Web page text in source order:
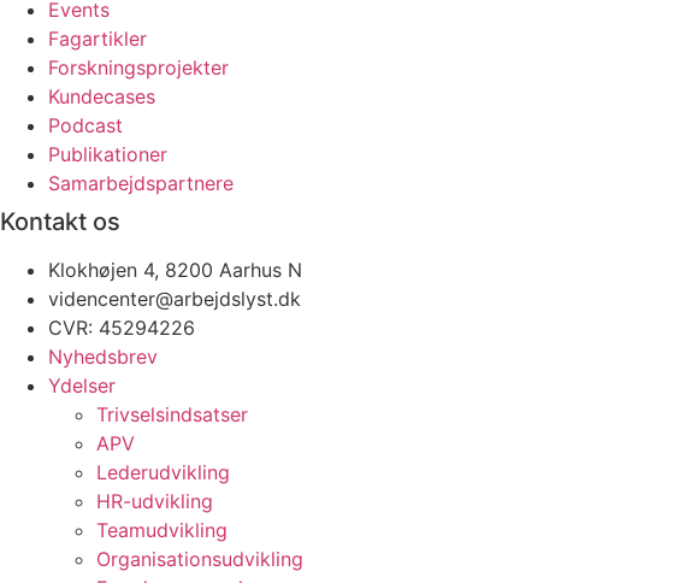
Events
Fagartikler
Forskningsprojekter
Kundecases
Podcast
Publikationer
Samarbejdspartnere
Kontakt os
Klokhøjen 4, 8200 Aarhus N
videncenter@arbejdslyst.dk
CVR: 45294226
Nyhedsbrev
Ydelser
Trivselsindsatser
APV
Lederudvikling
HR-udvikling
Teamudvikling
Organisationsudvikling